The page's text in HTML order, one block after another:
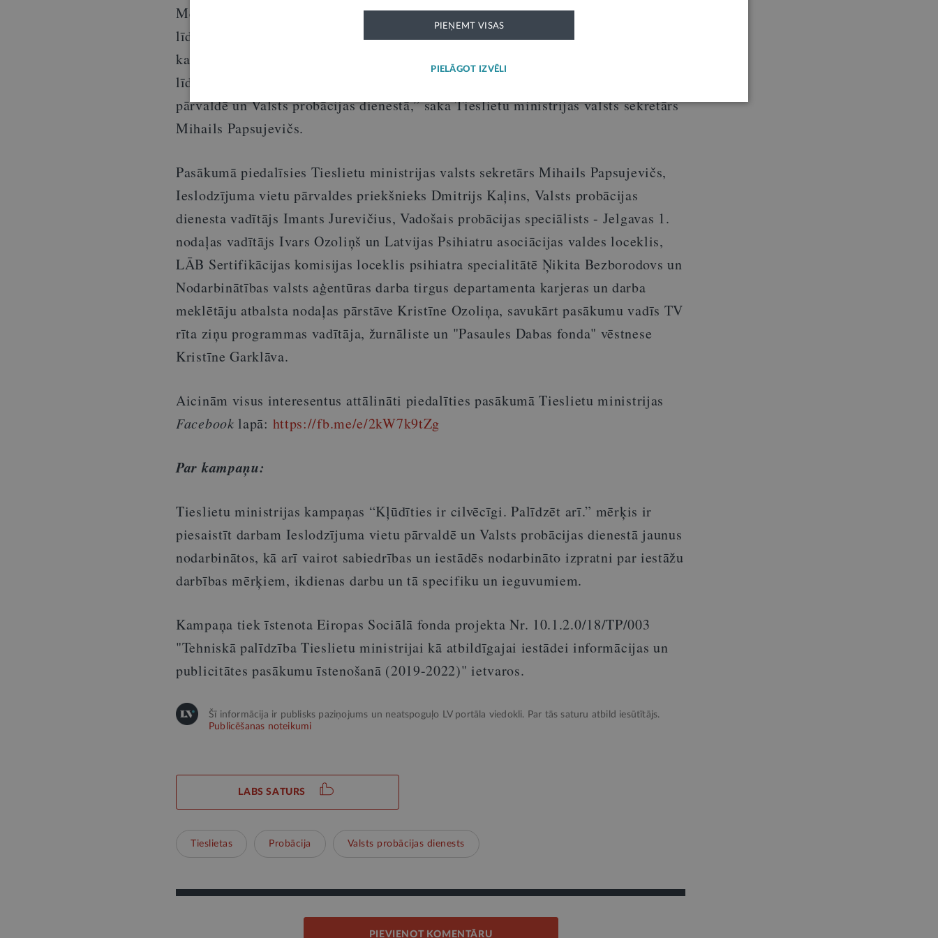
Mēs katrs esam atbildīgi par to, kāda vide ir mums apkārt. Mēs paši ar savu
līdzdalību veidojam labāku sabiedrību, bet ar ignoranci darām pretējo. Tālab ar šo
kampaņu es aicinu ikvienu izvērtēt savas iespējas un gatavību aktīvi iesaistīties un
līdzdarboties drošākas sabiedrības veidošanā un nākt darbā Ieslodzījuma vietu
pārvaldē un Valsts probācijas dienestā,” saka Tieslietu ministrijas valsts sekretārs
Mihails Papsujevičs.
Pasākumā piedalīsies Tieslietu ministrijas valsts sekretārs Mihails Papsujevičs,
Ieslodzījuma vietu pārvaldes priekšnieks Dmitrijs Kaļins, Valsts probācijas
dienesta vadītājs Imants Jurevičius, Vadošais probācijas speciālists - Jelgavas 1.
nodaļas vadītājs Ivars Ozoliņš un Latvijas Psihiatru asociācijas valdes loceklis,
LĀB Sertifikācijas komisijas loceklis psihiatra specialitātē Ņikita Bezborodovs un
Nodarbinātības valsts aģentūras darba tirgus departamenta karjeras un darba
meklētāju atbalsta nodaļas pārstāve Kristīne Ozoliņa, savukārt pasākumu vadīs TV
rīta ziņu programmas vadītāja, žurnāliste un "Pasaules Dabas fonda" vēstnese
Kristīne Garklāva.
Aicinām visus interesentus attālināti piedalīties pasākumā Tieslietu ministrijas
Facebook lapā: https://fb.me/e/2kW7k9tZg
Par kampaņu:
Tieslietu ministrijas kampaņas “Kļūdīties ir cilvēcīgi. Palīdzēt arī.” mērķis ir
piesaistīt darbam Ieslodzījuma vietu pārvaldē un Valsts probācijas dienestā jaunus
nodarbinātos, kā arī vairot sabiedrības un iestādēs nodarbināto izpratni par iestāžu
darbības mērķiem, ikdienas darbu un tā specifiku un ieguvumiem.
Kampaņa tiek īstenota Eiropas Sociālā fonda projekta Nr. 10.1.2.0/18/TP/003
"Tehniskā palīdzība Tieslietu ministrijai kā atbildīgajai iestādei informācijas un
publicitātes pasākumu īstenošanā (2019-2022)" ietvaros.
Šī informācija ir publisks paziņojums un neatspoguļo LV portāla viedokli. Par tās saturu atbild iesūtītājs.
Publicēšanas noteikumi
LABS SATURS
Tieslietas Probācija Valsts probācijas dienests
PIEVIENOT KOMENTĀRU
PIEŅEMT VISAS
PIELĀGOT IZVĒLI